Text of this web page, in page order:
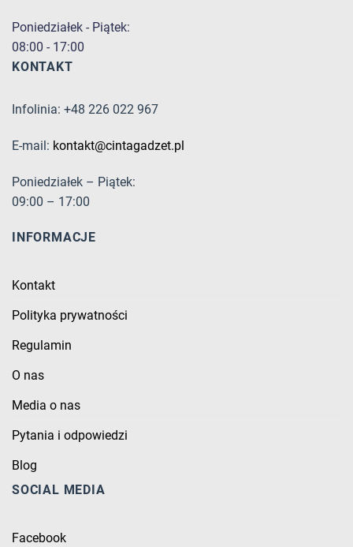
Poniedziałek - Piątek:
08:00 - 17:00
KONTAKT
Infolinia: +48 226 022 967
E-mail: kontakt@cintagadzet.pl
Poniedziałek – Piątek:
09:00 – 17:00
INFORMACJE
Kontakt
Polityka prywatności
Regulamin
O nas
Media o nas
Pytania i odpowiedzi
Blog
SOCIAL MEDIA
Facebook